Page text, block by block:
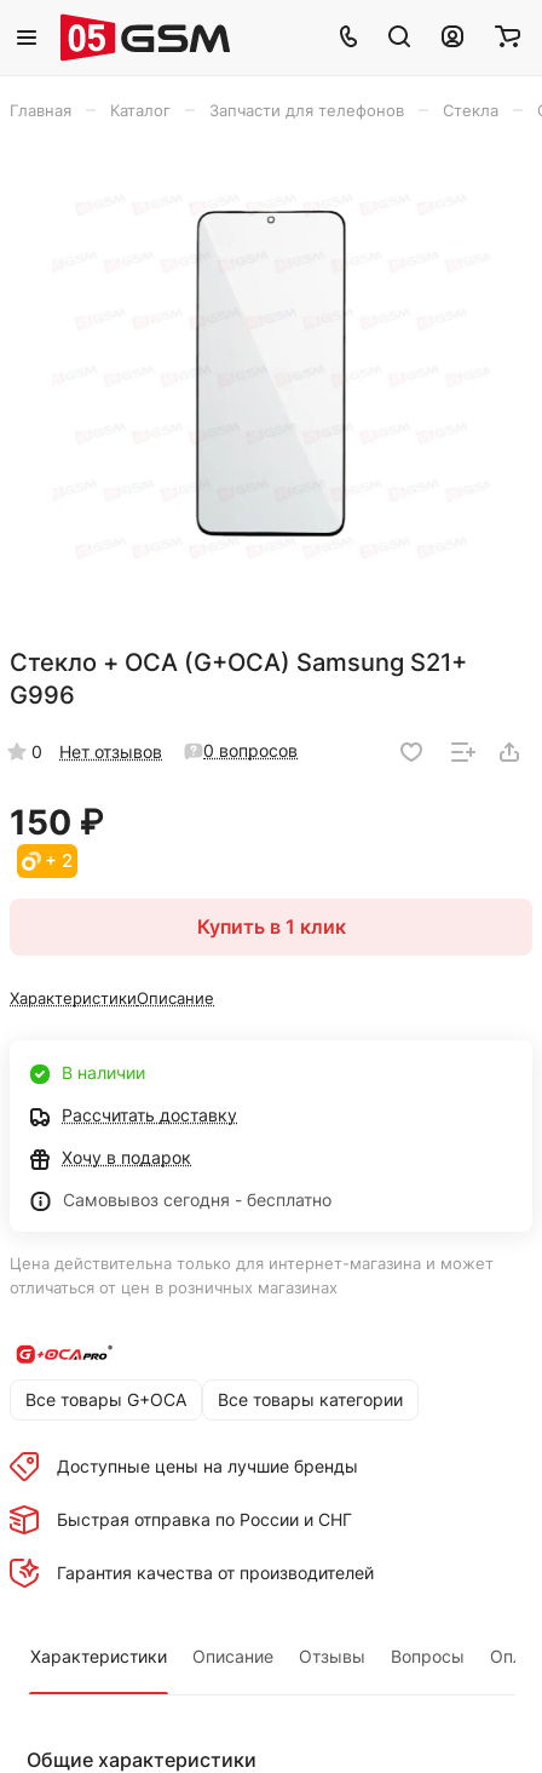
Главная Каталог Запчасти для телефонов Стекла
Стекло + OCA (G+OCA) Samsung S21+
G996
0 Нет отзывов 0 вопросов
150 ₽
+ 2
Купить в 1 клик
ХарактеристикиОписание
В наличии
Рассчитать доставку
Хочу в подарок
Самовывоз сегодня - бесплатно
Цена действительна только для интернет-магазина и может
отличаться от цен в розничных магазинах
Все товары G+OCA Все товары категории
Доступные цены на лучшие бренды
Быстрая отправка по России и СНГ
Гарантия качества от производителей
Характеристики Описание Отзывы Вопросы
Общие характеристики